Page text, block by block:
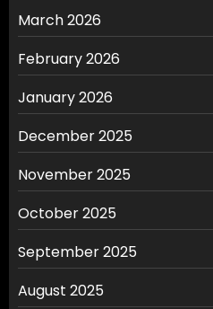
March 2026
February 2026
January 2026
December 2025
November 2025
October 2025
September 2025
August 2025